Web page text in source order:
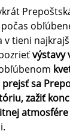
v tieni
výstavy
prejsť sa
zažiť
atmosfére